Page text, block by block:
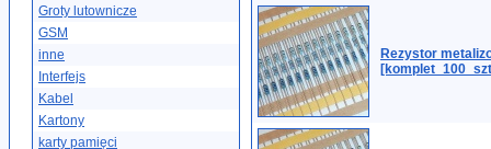
Groty lutownicze
GSM
inne
Interfejs
Kabel
Kartony
karty pamięci
Rezystor